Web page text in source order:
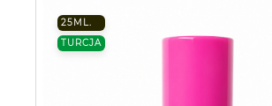
25ML.
TURCJA